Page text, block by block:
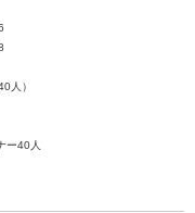
人）
ー40人